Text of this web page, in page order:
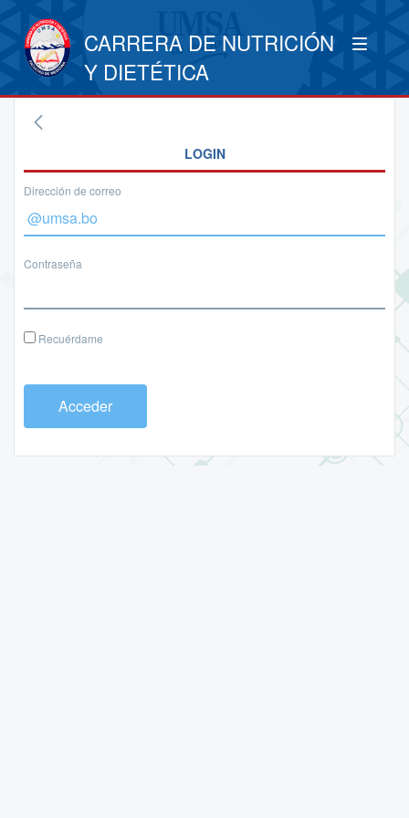
CARRERA DE NUTRICIÓN
Y DIETÉTICA
LOGIN
Dirección de correo
Contraseña
Recuérdame
Acceder